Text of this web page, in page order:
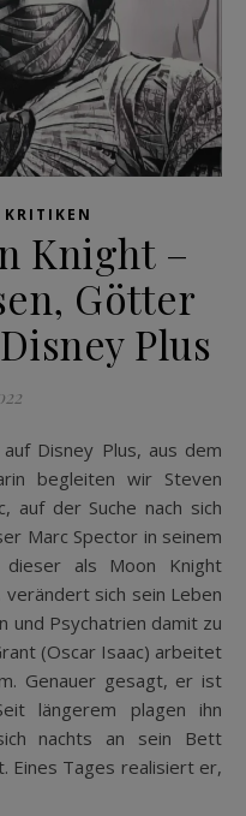
Knight –
Götter
Plus
begleiten wir Steven
auf der Suche nach sich
Marc Spector in seinem
als Moon Knight
sich sein Leben
und Psychatrien damit zu
(Oscar Isaac) arbeitet
Genauer gesagt, er ist
längerem plagen ihn
nachts an sein Bett
Eines Tages realisiert er,